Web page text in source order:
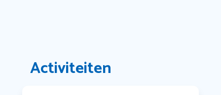
Activiteiten